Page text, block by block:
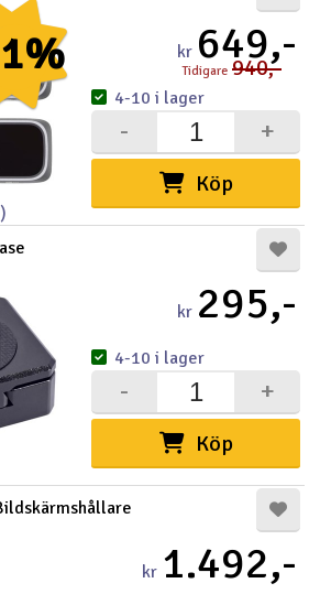
och hobby
och tillbehör
kr 649,-
Tidigare 940,-
Köp
+
-
4-10 i lager
kr 295,-
Köp
+
-
4-10 i lager
kr 1.492,-